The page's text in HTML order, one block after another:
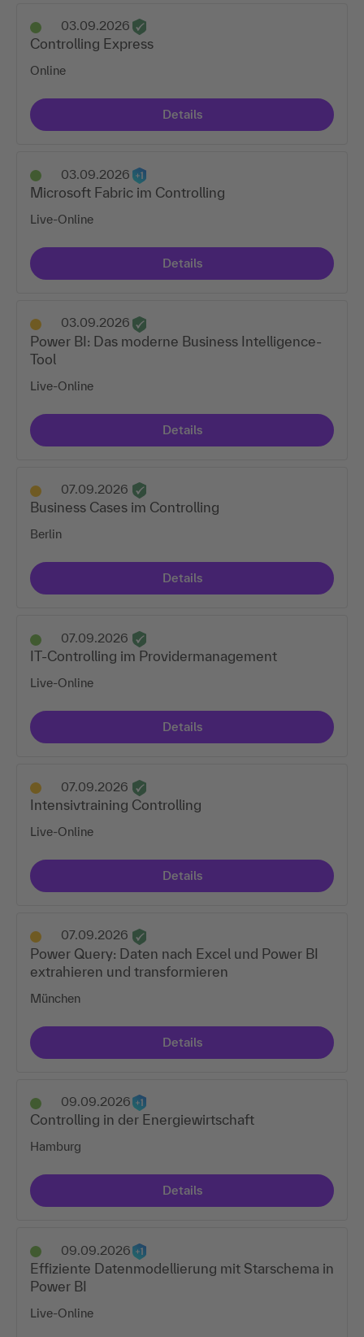
03.09.2026
Controlling Express
Online
Details
03.09.2026
Microsoft Fabric im Controlling
Live-Online
Details
03.09.2026
Power BI: Das moderne Business Intelligence-
Tool
Live-Online
Details
07.09.2026
Business Cases im Controlling
Berlin
Details
07.09.2026
IT-Controlling im Providermanagement
Live-Online
Details
07.09.2026
Intensivtraining Controlling
Live-Online
Details
07.09.2026
Power Query: Daten nach Excel und Power BI
extrahieren und transformieren
München
Details
09.09.2026
Controlling in der Energiewirtschaft
Hamburg
Details
09.09.2026
Effiziente Datenmodellierung mit Starschema in
Power BI
Live-Online